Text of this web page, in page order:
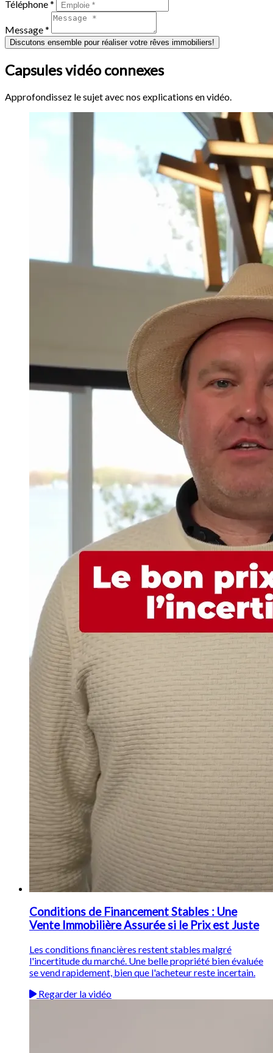
Téléphone *
Message *
Discutons ensemble pour réaliser votre rêves immobiliers!
Capsules vidéo connexes
Approfondissez le sujet avec nos explications en vidéo.
Conditions de Financement Stables : Une
Vente Immobilière Assurée si le Prix est Juste
Les conditions financières restent stables malgré
l'incertitude du marché. Une belle propriété bien évaluée
se vend rapidement, bien que l'acheteur reste incertain.
Regarder la vidéo